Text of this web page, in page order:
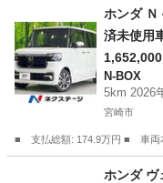
フィット
ホンダ
済未使用
ステム
スマート
ルミ オ
1,652,000
N-BOX
5km 2026
宮崎市
■ 支払総額: 174.9万円 ■ 車両
N-BOX
ホンダ ヴ